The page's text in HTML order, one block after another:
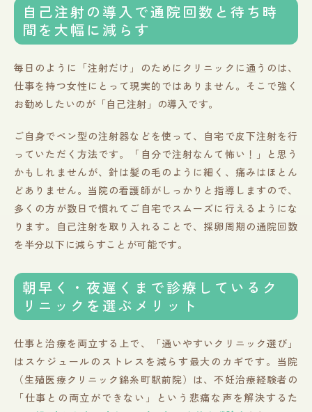
自己注射の導入で通院回数と待ち時
間を大幅に減らす
毎日のように「注射だけ」のためにクリニックに通うのは、
仕事を持つ女性にとって現実的ではありません。そこで強く
お勧めしたいのが「自己注射」の導入です。
ご自身でペン型の注射器などを使って、自宅で皮下注射を行
っていただく方法です。「自分で注射なんて怖い！」と思う
かもしれませんが、針は髪の毛のように細く、痛みはほとん
どありません。当院の看護師がしっかりと指導しますので、
多くの方が数日で慣れてご自宅でスムーズに行えるようにな
ります。自己注射を取り入れることで、採卵周期の通院回数
を半分以下に減らすことが可能です。
朝早く・夜遅くまで診療しているク
リニックを選ぶメリット
仕事と治療を両立する上で、「通いやすいクリニック選び」
はスケジュールのストレスを減らす最大のカギです。当院
（生殖医療クリニック錦糸町駅前院）は、不妊治療経験者の
「仕事との両立ができない」という悲痛な声を解決するた